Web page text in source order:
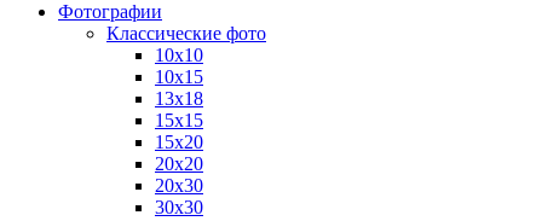
Фотографии
Классические фото
10х10
10х15
13х18
15х15
15х20
20х20
20х30
30х30